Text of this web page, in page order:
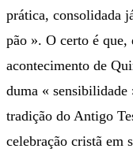
prática, consolidada
pão ». O certo é que,
acontecimento de
duma «
tradição do Antigo
celebração cristã em